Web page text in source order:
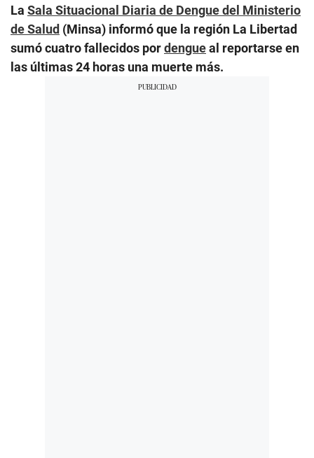
La Sala Situacional Diaria de Dengue del Ministerio
de Salud (Minsa) informó que la región La Libertad
sumó cuatro fallecidos pordengueal reportarse en
las últimas 24 horas una muerte más.